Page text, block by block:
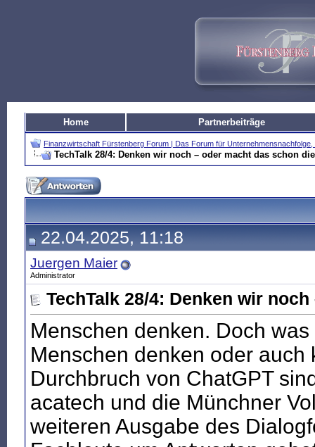
Home Partnerbeiträge
Finanzwirtschaft Fürstenberg Forum | Das Forum für
TechTalk 28/4: Denken wir noch – oder macht das schon
22.04.2025, 11:18
Juergen Maier
Administrator
TechTalk 28/4: Denken wir
Menschen denken. Doch
Menschen denken oder
Durchbruch von ChatGPT
acatech und die Münchner
weiteren Ausgabe des